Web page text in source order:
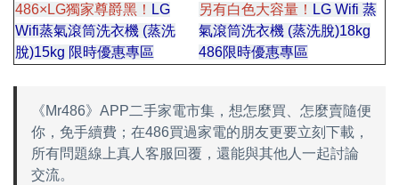
486×LG獨家尊爵黑！ LG
Wifi蒸氣滾筒洗衣機 (蒸洗
脫)15kg 限時優惠專區
另有白色大容量！ LG Wifi 蒸
氣滾筒洗衣機 (蒸洗脫)18kg
486限時優惠專區
《Mr486》APP二手家電市集，想怎麼買、怎麼賣隨便
你，免手續費；在486買過家電的朋友更要立刻下載，
所有問題線上真人客服回覆，還能與其他人一起討論
交流。